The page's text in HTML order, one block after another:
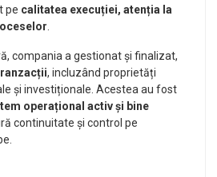
pe calitatea execuției, atenția la
compania a gestionat și finalizat,
, incluzând proprietăți
și investiționale. Acestea au fost
operațional activ și bine
continuitate și control pe